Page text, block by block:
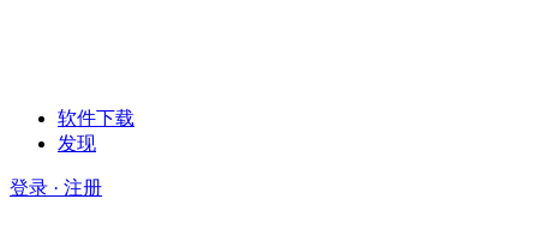
软件下载
发现
登录 · 注册